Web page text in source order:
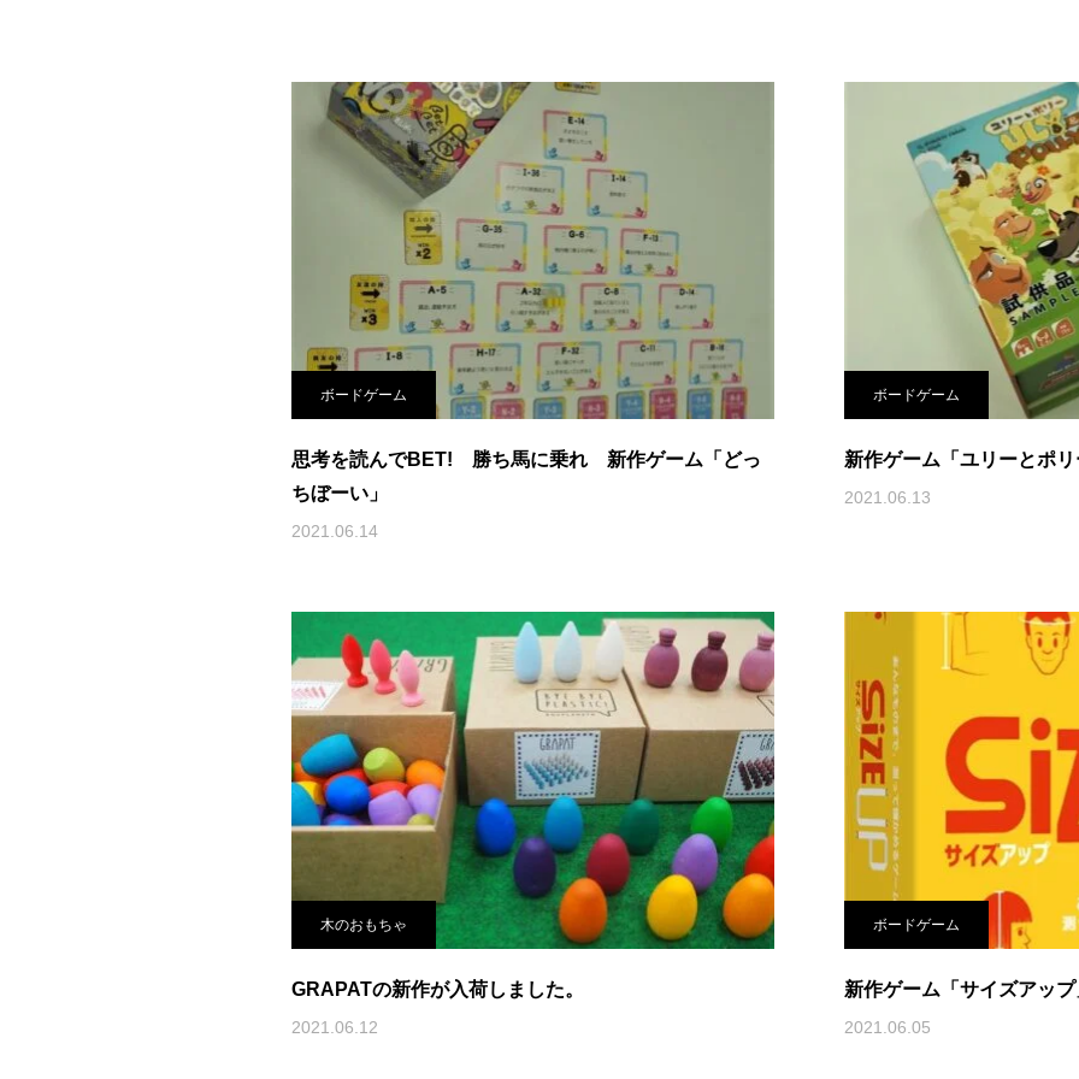
ボードゲーム
思考を読んでBET! 勝ち馬に乗れ 新作ゲーム「どっ
ちぼーい」
2021.06.14
ボードゲーム
新作ゲーム「ユリーとポ
2021.06.13
木のおもちゃ
GRAPATの新作が入荷しました。
2021.06.12
ボードゲーム
新作ゲーム「サイズアップ
2021.06.05